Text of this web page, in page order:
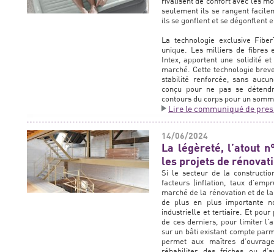
seulement ils se rangent
ils se gonflent et se dégonflent
La technologie exclusive
unique. Les milliers de fibres
Intex, apportent une solidité
marché. Cette technologie
stabilité renforcée, sans
conçu pour ne pas se
contours du corps pour un
Lire le communiqué de
14/06/2024
La légèreté, l’atout
les projets de
Si le secteur de la
facteurs (inflation, taux
marché de la rénovation et de
de plus en plus importante
industrielle et tertiaire. Et pour
de ces derniers, pour limiter
sur un bâti existant compte
permet aux maîtres